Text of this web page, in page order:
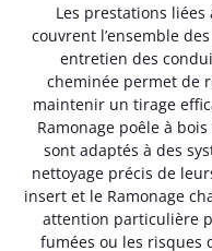
Les prestations liées
couvrent l’ensemble
entretien des
cheminée permet de
maintenir un tirage
Ramonage poêle à
sont adaptés à des
nettoyage précis de
insert et le Ramonage
attention particulière
fumées ou les risques